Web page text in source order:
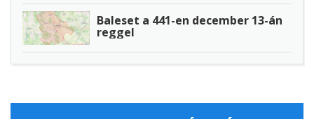
Baleset a 441-en december 13-án
reggel